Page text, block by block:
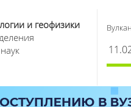
и геофизики